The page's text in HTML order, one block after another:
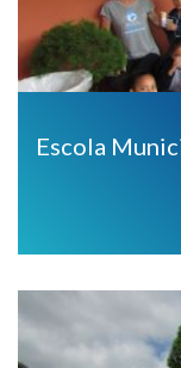
Escola